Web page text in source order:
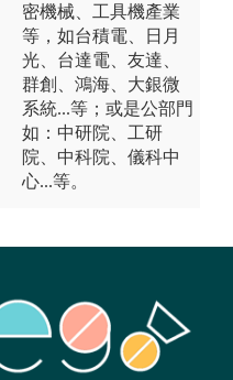
密機械、工具機產業
等，如台積電、日月
光、台達電、友達、
群創、鴻海、大銀微
系統...等；或是公部門
如：中研院、工研
院、中科院、儀科中
心...等。